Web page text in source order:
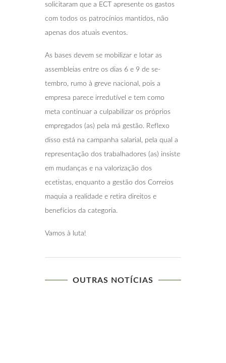
solicitaram que a ECT apresente os gastos
com todos os patrocínios mantidos, não
apenas dos atuais eventos.
As bases devem se mobilizar e lotar as
assembleias entre os dias 6 e 9 de se-
tembro, rumo à greve nacional, pois a
empresa parece irredutível e tem como
meta continuar a culpabilizar os próprios
empregados (as) pela má gestão. Reflexo
disso está na campanha salarial, pela qual a
representação dos trabalhadores (as) insiste
em mudanças e na valorização dos
ecetistas, enquanto a gestão dos Correios
maquia a realidade e retira direitos e
benefícios da categoria.
Vamos à luta!
OUTRAS NOTÍCIAS